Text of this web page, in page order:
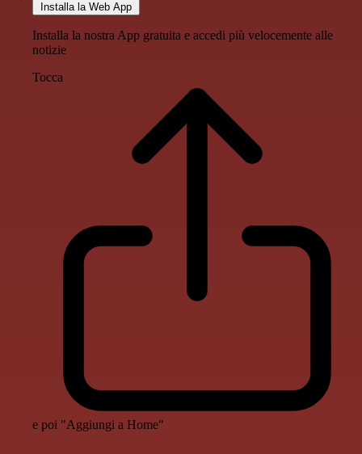
Installa la Web App
Installa la nostra App gratuita e accedi più velocemente alle
notizie
Tocca
e poi "Aggiungi a Home"